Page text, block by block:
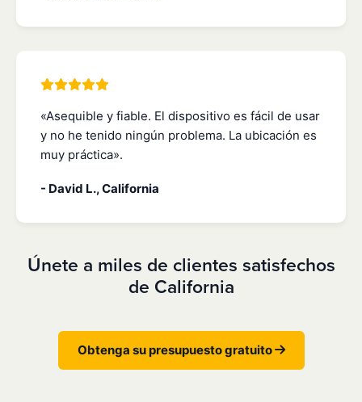
«Asequible y fiable. El dispositivo es fácil de usar
y no he tenido ningún problema. La ubicación es
muy práctica».
- David L., California
Únete a miles de clientes satisfechos
de California
Obtenga su presupuesto gratuito